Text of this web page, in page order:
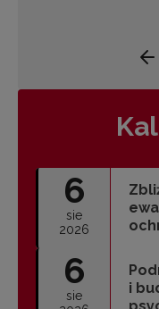
6
sie
2026
6
sie
i